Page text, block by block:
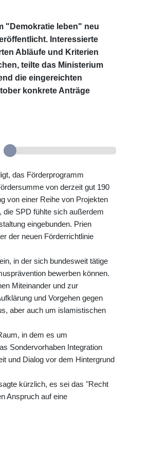
"Demokratie leben" neu
Interessierte
Abläufe und Kriterien
teilte das Ministerium
die eingereichten
konkrete Anträge
das Förderprogramm
von derzeit gut 190
von einer Reihe von Projekten
SPD fühlte sich außerdem
eingebunden. Prien
der neuen Förderrichtlinie
in der sich bundesweit tätige
bewerben können.
Miteinander und zur
und Vorgehen gegen
aber auch um islamistischen
in dem es um
Sondervorhaben Integration
und Dialog vor dem Hintergrund
kürzlich, es sei das "Recht
Anspruch auf eine